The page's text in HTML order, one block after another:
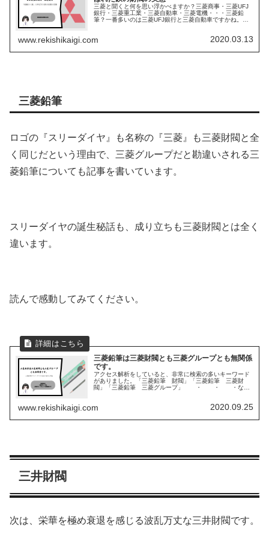
三菱と聞くと何を思い浮かべますか？三菱商事・三菱UFJ
銀行・三菱重工業・三菱自動車・三菱電機・・・三菱鉛
筆？一番多いのは三菱UFJ銀行と三菱自動車ですかね。そ
www.rekishikaigi.com 2020.03.13
三菱鉛筆
ロゴの『スリーダイヤ』も名称の『三菱』も三菱財閥と全
く同じだという理由で、三菱グループだと勘違いされる三
菱鉛筆についても記事を書いています。
スリーダイヤの誕生秘話も、成り立ちも三菱財閥とは全く
違います。
読んで感動してみてください。
三菱鉛筆は三菱財閥とも三菱グループとも無関係
です。
アクセス解析をしていると、非常に検索の多いキーワード
がありました。「三菱鉛筆 財閥」「三菱鉛筆 三菱財
閥」「三菱鉛筆 三菱グループ」 ・ ・ ・なる
www.rekishikaigi.com 2020.09.25
三井財閥
次は、栄華を極め衰退を感じる波乱万丈な三井財閥です。